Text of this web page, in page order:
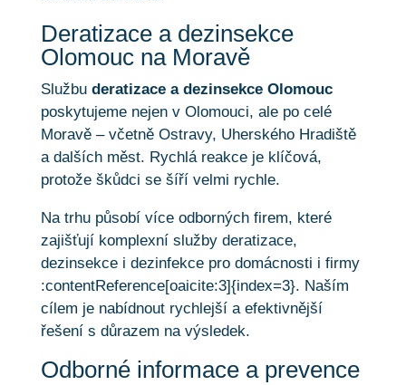
Deratizace a dezinsekce
Olomouc na Moravě
Službu deratizace a dezinsekce Olomouc
poskytujeme nejen v Olomouci, ale po celé
Moravě – včetně Ostravy, Uherského Hradiště
a dalších měst. Rychlá reakce je klíčová,
protože škůdci se šíří velmi rychle.
Na trhu působí více odborných firem, které
zajišťují komplexní služby deratizace,
dezinsekce i dezinfekce pro domácnosti i firmy
:contentReference[oaicite:3]{index=3}. Naším
cílem je nabídnout rychlejší a efektivnější
řešení s důrazem na výsledek.
Odborné informace a prevence